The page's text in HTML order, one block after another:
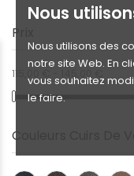
Nous
Nous utilisons des
notre site Web. En
vous souhaitez
le faire.
Prix
115,00 € - 145,00 €
Couleurs Cuirs De